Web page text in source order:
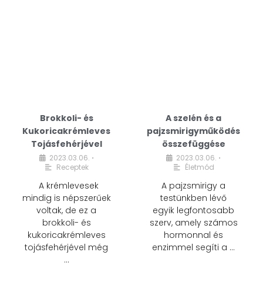
Brokkoli- és
Kukoricakrémleves
Tojásfehérjével
2023.03.06. •
Receptek
A krémlevesek
mindig is népszerűek
voltak, de ez a
brokkoli- és
kukoricakrémleves
tojásfehérjével még
…
A szelén és a
pajzsmirigyműködés
összefüggése
2023.03.06. •
Életmód
A pajzsmirigy a
testünkben lévő
egyik legfontosabb
szerv, amely számos
hormonnal és
enzimmel segíti a …